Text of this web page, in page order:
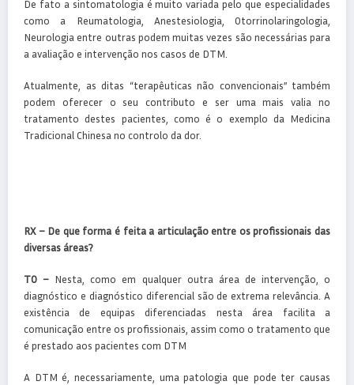
De fato a sintomatologia é muito variada pelo que especialidades
como a Reumatologia, Anestesiologia, Otorrinolaringologia,
Neurologia entre outras podem muitas vezes são necessárias para
a avaliação e intervenção nos casos de DTM.
Atualmente, as ditas “terapêuticas não convencionais” também
podem oferecer o seu contributo e ser uma mais valia no
tratamento destes pacientes, como é o exemplo da Medicina
Tradicional Chinesa no controlo da dor.
RX – De que forma é feita a articulação entre os profissionais das
diversas áreas?
TO – Nesta, como em qualquer outra área de intervenção, o
diagnóstico e diagnóstico diferencial são de extrema relevância. A
existência de equipas diferenciadas nesta área facilita a
comunicação entre os profissionais, assim como o tratamento que
é prestado aos pacientes com DTM
A DTM é, necessariamente, uma patologia que pode ter causas